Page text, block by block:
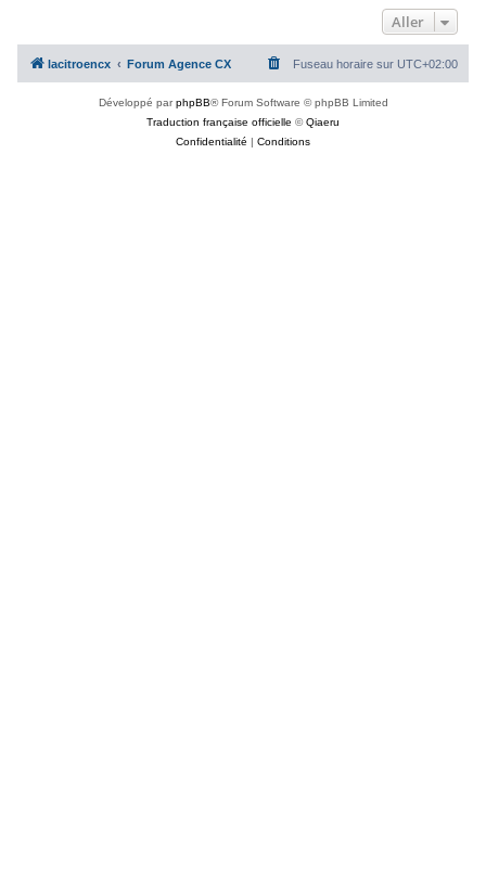
h
e
r
Aller
lacitroencx Forum Agence CX Fuseau horaire sur UTC+02:00
Développé parphpBB® Forum Software © phpBB Limited
Traduction française officielle ©Qiaeru
Confidentialité | Conditions